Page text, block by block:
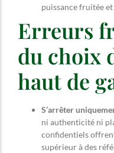
puissance fruitée
Erreurs
du choix
haut de
S’arrêter
ni authenticité ni
confidentiels
supérieur à des